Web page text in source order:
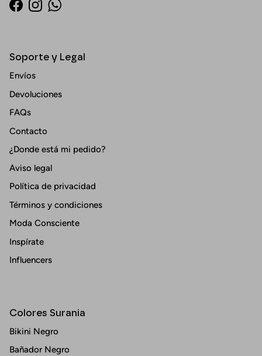
Facebook
InstagramWhatsApp
Soporte y Legal
Envíos
Devoluciones
FAQs
Contacto
¿Donde está mi pedido?
Aviso legal
Política de privacidad
Términos y condiciones
Moda Consciente
Inspírate
Influencers
Colores Surania
Bikini Negro
Bañador Negro